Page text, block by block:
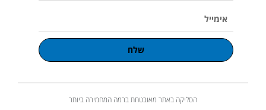
שלח
הסליקה באתר מאובטחת ברמה המחמירה ביותר